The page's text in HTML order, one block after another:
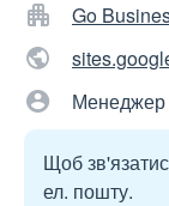
Go
Менеджер
Щоб
ел. пошту.